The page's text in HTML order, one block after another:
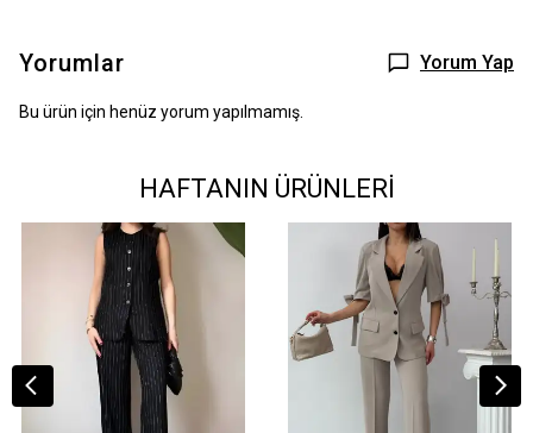
Yorumlar Yorum Yap
Bu ürün için henüz yorum yapılmamış.
HAFTANIN ÜRÜNLERİ